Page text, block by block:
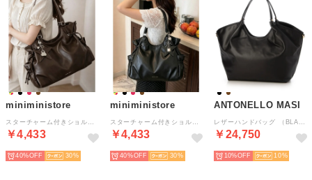
miniministore
￥4,433
40% 30
miniministore
￥4,433
40% 30
ANTONELLO MASI
￥24,750
10% 10